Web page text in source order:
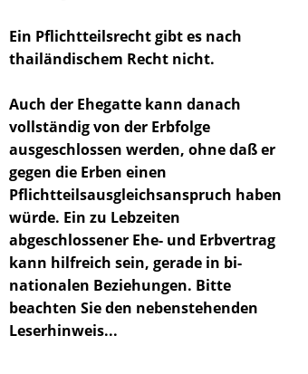
Ein Pflichtteilsrecht gibt es nach
thailändischem Recht nicht.
Auch der Ehegatte kann danach
vollständig von der Erbfolge
ausgeschlossen werden, ohne daß er
gegen die Erben einen
Pflichtteilsausgleichsanspruch haben
würde. Ein zu Lebzeiten
abgeschlossener Ehe- und Erbvertrag
kann hilfreich sein, gerade in bi-
nationalen Beziehungen. Bitte
beachten Sie den nebenstehenden
Leserhinweis...